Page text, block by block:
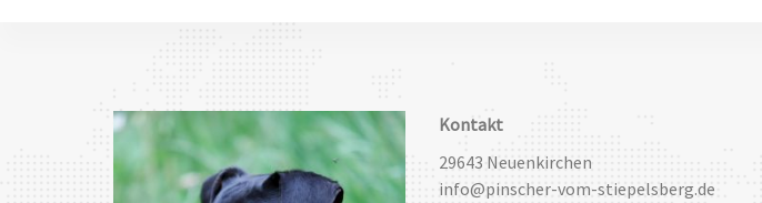
Kontakt
29643 Neuenkirchen
info@pinscher-vom-stiepelsberg.de